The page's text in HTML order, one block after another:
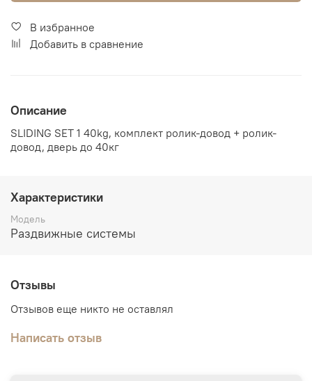
В избранное
Добавить в сравнение
Описание
SLIDING SET 1 40kg, комплект ролик-довод + ролик-
довод, дверь до 40кг
Характеристики
Модель
Раздвижные системы
Отзывы
Отзывов еще никто не оставлял
Написать отзыв